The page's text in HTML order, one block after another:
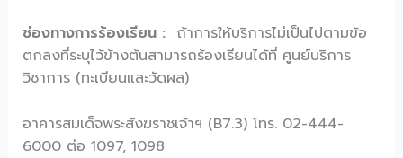
ช่องทางการร้องเรียน : ถ้าการให้บริการไม่เป็นไปตามข้อ
ตกลงที่ระบุไว้ข้างต้นสามารถร้องเรียนได้ที่ ศูนย์บริการ
วิชาการ (ทะเบียนและวัดผล)
อาคารสมเด็จพระสังฆราชเจ้าฯ (B7.3) โทร. 02-444-
6000 ต่อ 1097, 1098